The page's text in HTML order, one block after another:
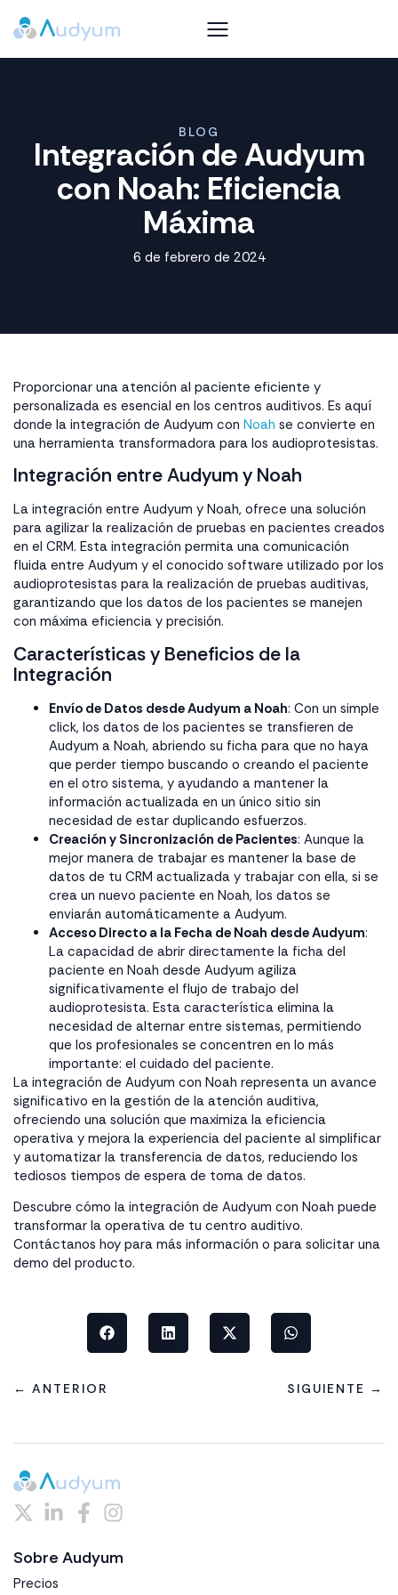
BLOG
Integración de Audyum
con Noah: Eficiencia
Máxima
6 de febrero de 2024
Proporcionar una atención al paciente eficiente y
personalizada es esencial en los centros auditivos. Es aquí
donde la integración de Audyum con Noah se convierte en
una herramienta transformadora para los audioprotesistas.
Integración entre Audyum y Noah
La integración entre Audyum y Noah, ofrece una solución
para agilizar la realización de pruebas en pacientes creados
en el CRM. Esta integración permita una comunicación
fluida entre Audyum y el conocido software utilizado por los
audioprotesistas para la realización de pruebas auditivas,
garantizando que los datos de los pacientes se manejen
con máxima eficiencia y precisión.
Características y Beneficios de la
Integración
Envío de Datos desde Audyum a Noah: Con un simple
click, los datos de los pacientes se transfieren de
Audyum a Noah, abriendo su ficha para que no haya
que perder tiempo buscando o creando el paciente
en el otro sistema, y ayudando a mantener la
información actualizada en un único sitio sin
necesidad de estar duplicando esfuerzos.
Creación y Sincronización de Pacientes: Aunque la
mejor manera de trabajar es mantener la base de
datos de tu CRM actualizada y trabajar con ella, si se
crea un nuevo paciente en Noah, los datos se
enviarán automáticamente a Audyum.
Acceso Directo a la Fecha de Noah desde Audyum:
La capacidad de abrir directamente la ficha del
paciente en Noah desde Audyum agiliza
significativamente el flujo de trabajo del
audioprotesista. Esta característica elimina la
necesidad de alternar entre sistemas, permitiendo
que los profesionales se concentren en lo más
importante: el cuidado del paciente.
La integración de Audyum con Noah representa un avance
significativo en la gestión de la atención auditiva,
ofreciendo una solución que maximiza la eficiencia
operativa y mejora la experiencia del paciente al simplificar
y automatizar la transferencia de datos, reduciendo los
tediosos tiempos de espera de toma de datos.
Descubre cómo la integración de Audyum con Noah puede
transformar la operativa de tu centro auditivo.
Contáctanos hoy para más información o para solicitar una
demo del producto.
← ANTERIOR SIGUIENTE →
Sobre Audyum
Precios